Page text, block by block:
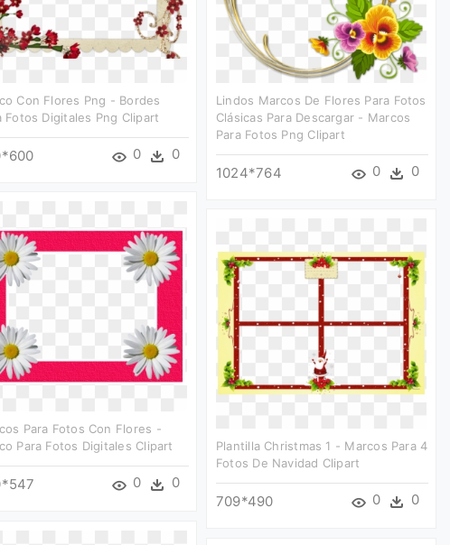
Con Flores Png - Bordes
Fotos Digitales Png Clipart
0 0
Lindos Marcos De Flores Para Fotos
Clásicas Para Descargar - Marcos
Para Fotos Png Clipart
1024*764 0 0
Para Fotos Con Flores -
Para Fotos Digitales Clipart
0 0
Plantilla Christmas 1 - Marcos Para 4
Fotos De Navidad Clipart
709*490 0 0